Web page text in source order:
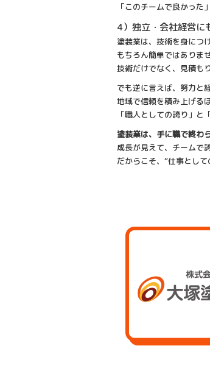
「このチームで良かっ
4）独立・会社経営に
塗装業は、技術を身につ
もちろん簡単ではありませ
技術だけでなく、見積も
でも逆に言えば、努力と
地域で信頼を積み上げる
「職人としての誇り」
塗装業は、手に職で終わ
成長が見えて、チームで
だからこそ、“仕事とし